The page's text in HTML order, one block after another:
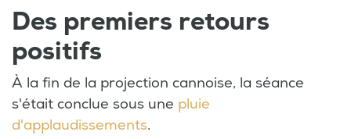
Des premiers retours
positifs
À la fin de la projection cannoise, la séance
s'était conclue sous une pluie
d'applaudissements.